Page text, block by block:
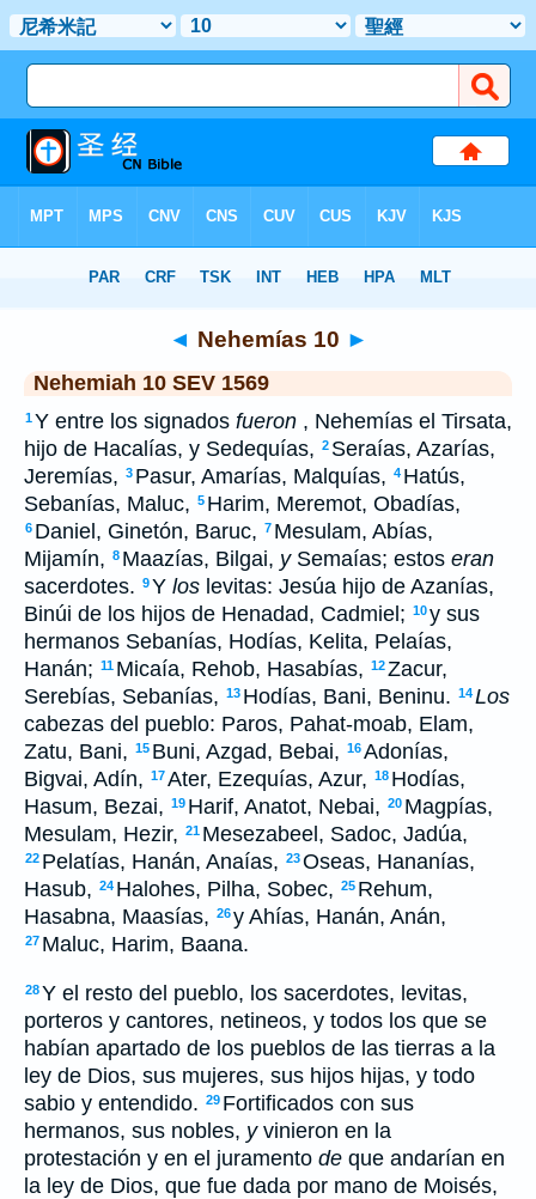
> Nehemías 10
◄ Nehemías 10 ►
Nehemiah 10 SEV 1569
1Y entre los signados fueron , Nehemías el Tirsata,
hijo de Hacalías, y Sedequías, 2 Seraías, Azarías,
Jeremías, 3 Pasur, Amarías, Malquías, 4 Hatús,
Sebanías, Maluc, 5 Harim, Meremot, Obadías,
6 Daniel, Ginetón, Baruc, 7 Mesulam, Abías,
Mijamín, 8 Maazías, Bilgai, ySemaías; estos eran
sacerdotes. 9Y los levitas: Jesúa hijo de Azanías,
Binúi de los hijos de Henadad, Cadmiel; 10y sus
hermanos Sebanías, Hodías, Kelita, Pelaías,
Hanán; 11 Micaía, Rehob, Hasabías, 12Zacur,
Serebías, Sebanías, 13 Hodías, Bani, Beninu. 14Los
cabezas del pueblo: Paros, Pahat-moab, Elam,
Zatu, Bani, 15 Buni, Azgad, Bebai, 16Adonías,
Bigvai, Adín, 17Ater, Ezequías, Azur, 18 Hodías,
Hasum, Bezai, 19 Harif, Anatot, Nebai, 20 Magpías,
Mesulam, Hezir, 21 Mesezabeel, Sadoc, Jadúa,
22 Pelatías, Hanán, Anaías, 23Oseas, Hananías,
Hasub, 24 Halohes, Pilha, Sobec, 25 Rehum,
Hasabna, Maasías, 26y Ahías, Hanán, Anán,
27 Maluc, Harim, Baana.
28Y el resto del pueblo, los sacerdotes, levitas,
porteros y cantores, netineos, y todos los que se
habían apartado de los pueblos de las tierras a la
ley de Dios, sus mujeres, sus hijos hijas, y todo
sabio y entendido. 29 Fortificados con sus
hermanos, sus nobles, yvinieron en la
protestación y en el juramento de que andarían en
la ley de Dios, que fue dada por mano de Moisés,